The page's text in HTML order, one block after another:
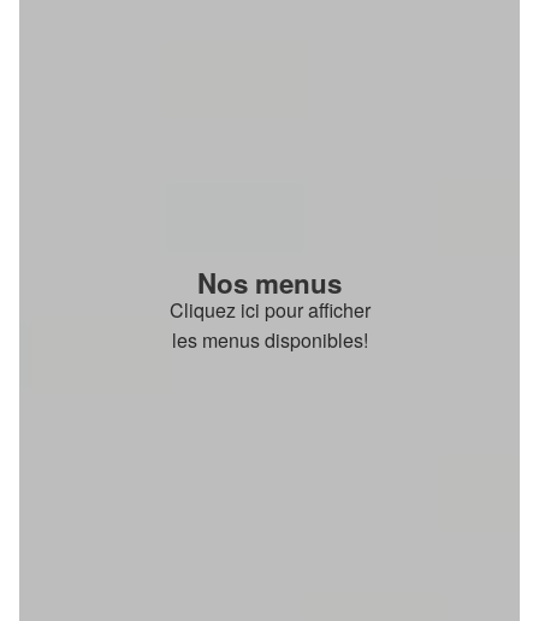
Nos menus
Cliquez ici pour afficher
les menus disponibles!